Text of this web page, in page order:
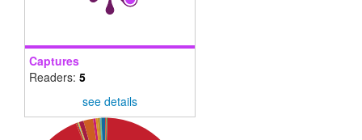
Captures
Readers: 5
see details